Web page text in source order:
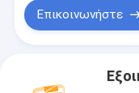
Επικοινωνήστε